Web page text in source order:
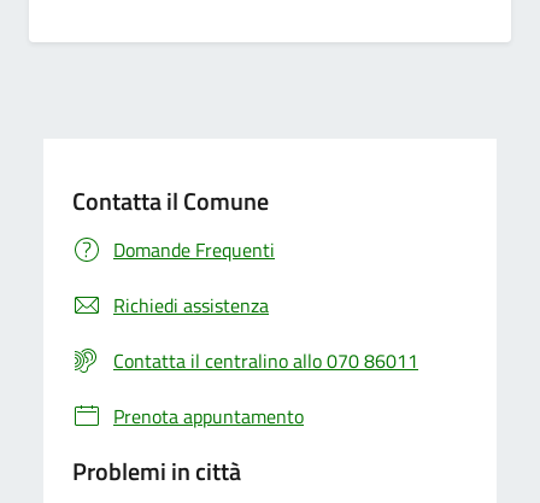
Contatta il Comune
Domande Frequenti
Richiedi assistenza
Contatta il centralino allo 070 86011
Prenota appuntamento
Problemi in città